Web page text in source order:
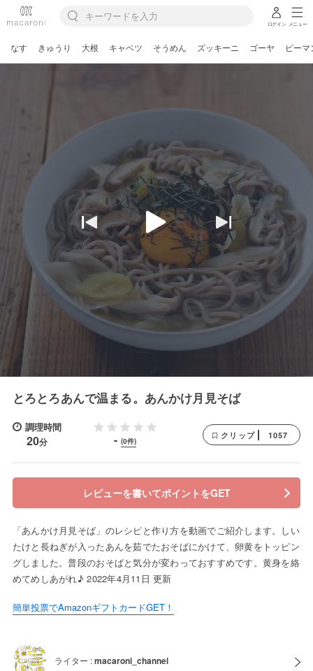
ログイン メニュー
なす きゅうり 大根 キャベツ そうめん ズッキーニ ゴーヤ ピーマ
とろとろあんで温まる。あんかけ月見そば
調理時間
20分 - (0件)
クリップ 1057
レビューを書いてポイントをGET
「あんかけ月見そば」のレシピと作り方を動画でご紹介します。しい
たけと長ねぎが入ったあんを茹でたおそばにかけて、卵黄をトッピン
グしました。普段のおそばと気分が変わっておすすめです。黄身を絡
めてめしあがれ♪ 2022年4月11日 更新
簡単投票でAmazonギフトカードGET！
ライター :macaroni_channel